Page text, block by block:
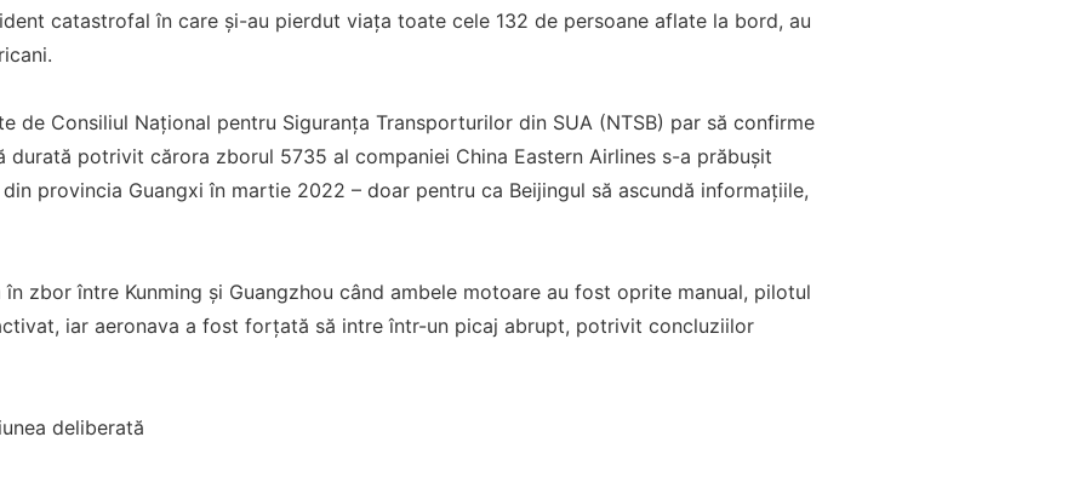
catastrofal în care și-au pierdut viața toate cele 132 de persoane aflate la bord, au
de Consiliul Național pentru Siguranța Transporturilor din SUA (NTSB) par să confirme
durată potrivit cărora zborul 5735 al companiei China Eastern Airlines s-a prăbușit
provincia Guangxi în martie 2022 – doar pentru ca Beijingul să ascundă informațiile,
în zbor între Kunming și Guangzhou când ambele motoare au fost oprite manual, pilotul
iar aeronava a fost forțată să intre într-un picaj abrupt, potrivit concluziilor
deliberată